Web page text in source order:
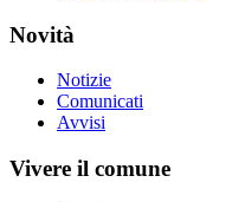
Novità
Notizie
Comunicati
Avvisi
Vivere il comune